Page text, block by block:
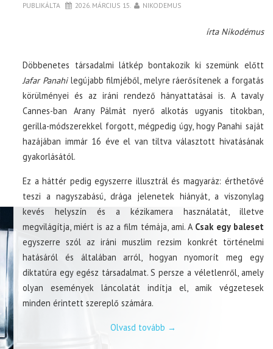
PUBLIKÁLTA 2026. MÁRCIUS 15. NIKODEMUS
írta Nikodémus
Döbbenetes társadalmi látkép bontakozik ki szemünk előtt
Jafar Panahilegújabb filmjéből, melyre ráerősítenek a forgatás
körülményei és az iráni rendező hányattatásai is. A tavaly
Cannes-ban Arany Pálmát nyerő alkotás ugyanis titokban,
gerilla-módszerekkel forgott, mégpedig úgy, hogy Panahi saját
hazájában immár 16 éve el van tiltva választott hivatásának
gyakorlásától.
Ez a háttér pedig egyszerre illusztrál és magyaráz: érthetővé
teszi a nagyszabású, drága jelenetek hiányát, a viszonylag
kevés helyszín és a kézikamera használatát, illetve
megvilágítja, miért is az a film témája, ami. A Csak egy baleset
egyszerre szól az iráni muszlim rezsim konkrét történelmi
hatásáról és általában arról, hogyan nyomorít meg egy
diktatúra egy egész társadalmat. S persze a véletlenről, amely
olyan események láncolatát indítja el, amik végzetesek
minden érintett szereplő számára.
Olvasd tovább →